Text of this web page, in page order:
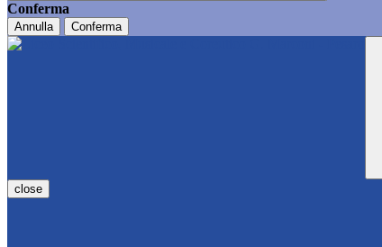
Conferma
Annulla Conferma
close